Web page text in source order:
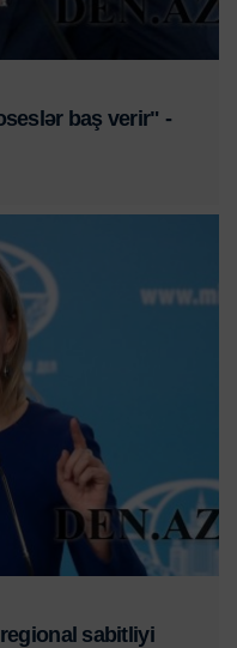
baş verir" -
regional sabitliyi